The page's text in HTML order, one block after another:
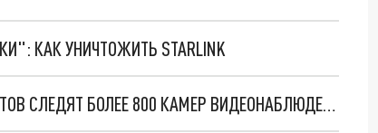
КАК УНИЧТОЖИТЬ STARLINK
НА ПЛЯЖАХ СОЧИ ЗА БЕЗОПАСНОСТЬЮ ТУРИСТОВ СЛЕДЯТ БОЛЕЕ 800 КАМЕР ВИДЕОНАБЛЮДЕНИЯ